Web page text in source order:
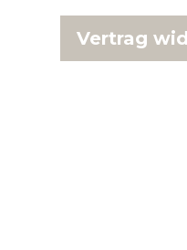
Vertrag